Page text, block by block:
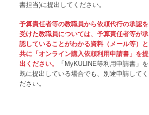
書担当)に提出してください。
予算責任者等の教職員から依頼代行の承認を
受けた教職員については、予算責任者等が承
認していることがわかる資料（メール等）と
共に 「オンライン購入依頼利用申請書」を提
出ください。
「MyKULINE等利用申請書」を
既に提出している場合でも、別途申請してく
ださい。